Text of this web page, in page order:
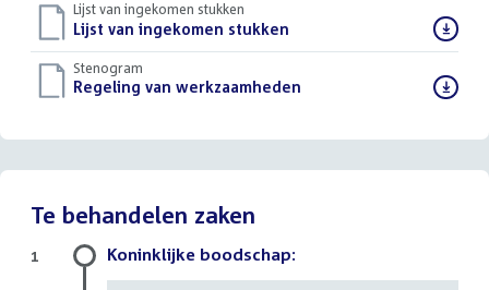
Lijst van ingekomen stukken
Download
bestand:
Lijst van ingekomen stukken
Stenogram
Download
Regeling van werkzaamheden
Te behandelen zaken
Koninklijke boodschap:
1